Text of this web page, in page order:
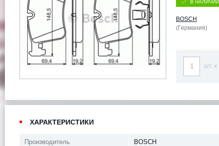
В НАЛИЧИИ
BOSCH
(Германия)
шт. x
ХАРАКТЕРИСТИКИ
Производитель
BOSCH